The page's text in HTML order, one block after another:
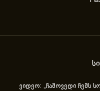
ვიდეო: „ჩამოვედი ჩემს